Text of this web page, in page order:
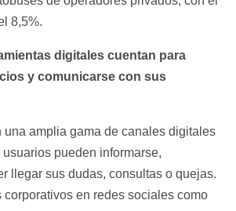
8,5%.
digitales cuentan para
y comunicarse con sus
una amplia gama de canales digitales
pueden informarse,
llegar sus dudas, consultas o quejas.
corporativos en redes sociales como